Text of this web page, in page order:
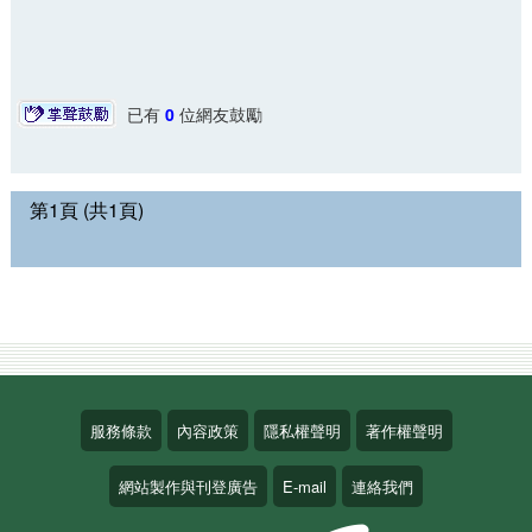
已有 0位網友鼓勵
第1頁 (共1頁)
服務條款 內容政策 隱私權聲明 著作權聲明
網站製作與刊登廣告 E-mail 連絡我們